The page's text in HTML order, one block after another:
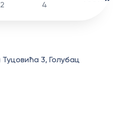
2
4
3, Голубац